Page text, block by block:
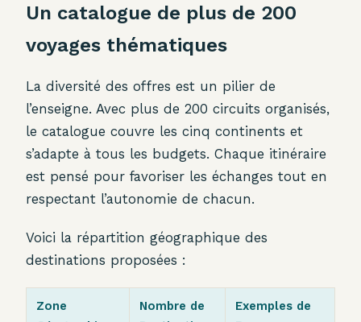
Un catalogue de plus de 200
voyages thématiques
La diversité des offres est un pilier de
l’enseigne. Avec plus de 200 circuits organisés,
le catalogue couvre les cinq continents et
s’adapte à tous les budgets. Chaque itinéraire
est pensé pour favoriser les échanges tout en
respectant l’autonomie de chacun.
Voici la répartition géographique des
destinations proposées :
Zone
Nombre de
Exemples de